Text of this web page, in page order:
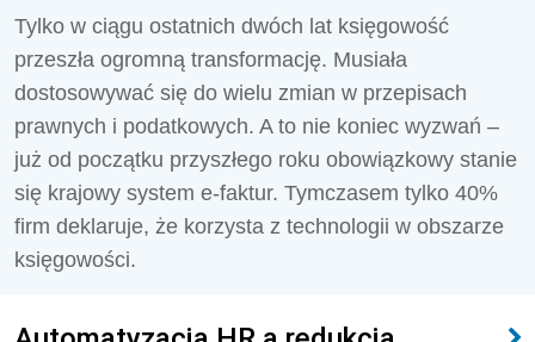
Tylko w ciągu ostatnich dwóch lat księgowość
przeszła ogromną transformację. Musiała
dostosowywać się do wielu zmian w przepisach
prawnych i podatkowych. A to nie koniec wyzwań –
już od początku przyszłego roku obowiązkowy stanie
się krajowy system e-faktur. Tymczasem tylko 40%
firm deklaruje, że korzysta z technologii w obszarze
księgowości.